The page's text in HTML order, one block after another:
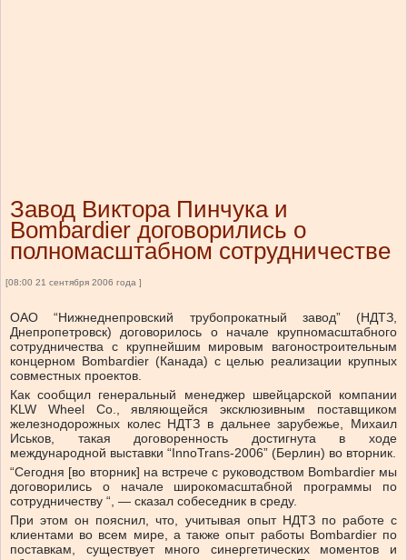
Завод Виктора Пинчука и
Bombardier договорились о
полномасштабном сотрудничестве
[08:00 21 сентября 2006 года ]
ОАО “Нижнеднепровский трубопрокатный завод” (НДТЗ,
Днепропетровск) договорилось о начале крупномасштабного
сотрудничества с крупнейшим мировым вагоностроительным
концерном Bombardier (Канада) с целью реализации крупных
совместных проектов.
Как сообщил генеральный менеджер швейцарской компании
KLW Wheel Co., являющейся эксклюзивным поставщиком
железнодорожных колес НДТЗ в дальнее зарубежье, Михаил
Иськов, такая договоренность достигнута в ходе
международной выставки “InnoTrans-2006” (Берлин) во вторник.
“Сегодня [во вторник] на встрече с руководством Bombardier мы
договорились о начале широкомасштабной программы по
сотрудничеству “, — сказал собеседник в среду.
При этом он пояснил, что, учитывая опыт НДТЗ по работе с
клиентами во всем мире, а также опыт работы Bombardier по
поставкам, существует много синергетических моментов и